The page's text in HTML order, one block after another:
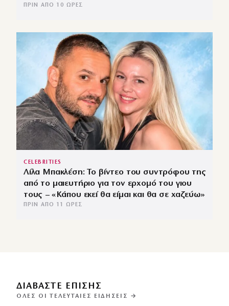
ΠΡΙΝ ΑΠΌ 10 ΏΡΕΣ
CELEBRITIES
Λίλα Μπακλέση: Το βίντεο του συντρόφου της
από το μαιευτήριο για τον ερχομό του γιου
τους – «Κάπου εκεί θα είμαι και θα σε χαζεύω»
ΠΡΙΝ ΑΠΌ 11 ΏΡΕΣ
ΔΙΑΒΑΣΤΕ ΕΠΙΣΗΣ
ΌΛΕΣ ΟΙ ΤΕΛΕΥΤΑΊΕΣ ΕΙΔΉΣΕΙΣ →